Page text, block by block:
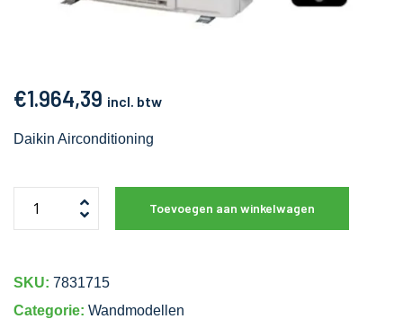
€1.964,39 incl. btw
Daikin Airconditioning
Toevoegen aan winkelwagen
SKU: 7831715
Categorie: Wandmodellen